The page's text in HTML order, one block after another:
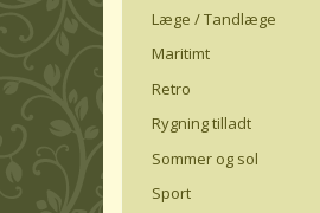
Læge / Tandlæge
Maritimt
Retro
Rygning tilladt
Sommer og sol
Sport